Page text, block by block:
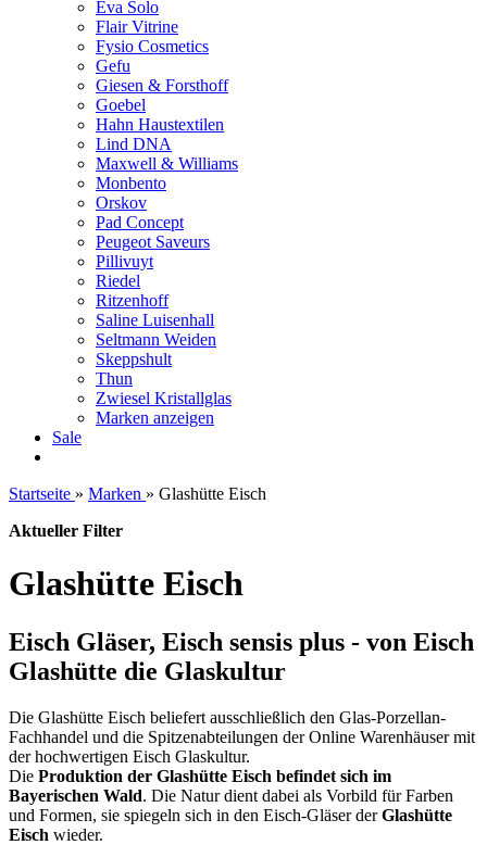
Eva Solo
Flair Vitrine
Fysio Cosmetics
Gefu
Giesen & Forsthoff
Goebel
Hahn Haustextilen
Lind DNA
Maxwell & Williams
Monbento
Orskov
Pad Concept
Peugeot Saveurs
Pillivuyt
Riedel
Ritzenhoff
Saline Luisenhall
Seltmann Weiden
Skeppshult
Thun
Zwiesel Kristallglas
Marken anzeigen
Sale
Startseite » Marken » Glashütte Eisch
Aktueller Filter
Glashütte Eisch
Eisch Gläser, Eisch sensis plus - von Eisch
Glashütte die Glaskultur
Die Glashütte Eisch beliefert ausschließlich den Glas-Porzellan-
Fachhandel und die Spitzenabteilungen der Online Warenhäuser mit
der hochwertigen Eisch Glaskultur.
Die Produktion der Glashütte Eisch befindet sich im
Bayerischen Wald. Die Natur dient dabei als Vorbild für Farben
und Formen, sie spiegeln sich in den Eisch-Gläser derGlashütte
Eisch wieder.